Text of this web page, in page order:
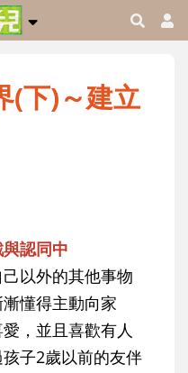
(下)～建立
認同中
以外的其他事物
懂得主動向家
，並且喜歡有人
子2歲以前的友伴